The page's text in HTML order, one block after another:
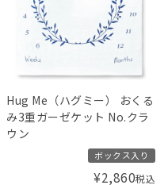
Hug Me（ハグミー） おくる
み3重ガーゼケット No.クラ
ウン
ボックス入り
¥2,860税込